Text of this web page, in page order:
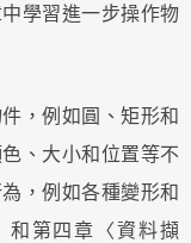
學習進一步操作物
，例如圓、矩形和
、大小和位置等不
，例如各種變形和
和第四章〈資料擷